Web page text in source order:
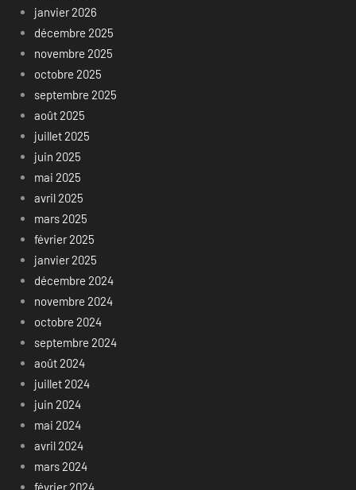
janvier 2026
décembre 2025
novembre 2025
octobre 2025
septembre 2025
août 2025
juillet 2025
juin 2025
mai 2025
avril 2025
mars 2025
février 2025
janvier 2025
décembre 2024
novembre 2024
octobre 2024
septembre 2024
août 2024
juillet 2024
juin 2024
mai 2024
avril 2024
mars 2024
février 2024